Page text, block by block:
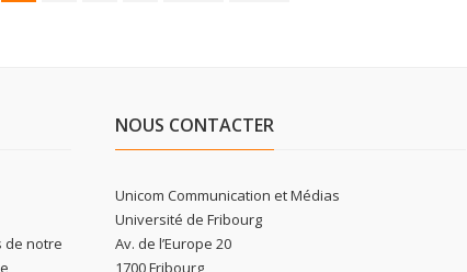
de notre
NOUS CONTACTER
Unicom Communication et Médias
Université de Fribourg
Av. de l’Europe 20
1700 Fribourg